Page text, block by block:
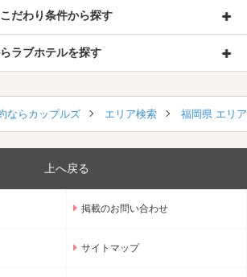
だわり条件から探す
ラブホテルを探す
ならカップルズ エリア検索 福岡県 エリ
上へ戻る
掲載のお問い合わせ
サイトマップ